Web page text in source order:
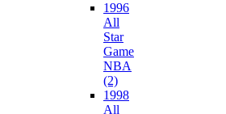
1996
All
Star
Game
NBA
(2)
1998
All